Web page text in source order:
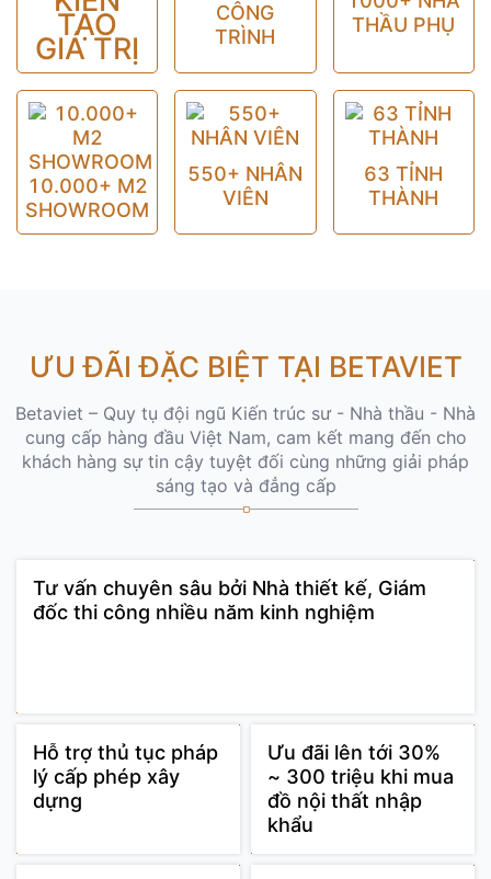
TẠO
GIÁ TRỊ
CÔNG
TRÌNH
THẦU PHỤ
10.000+ M2
SHOWROOM
550+ NHÂN
VIÊN
63 TỈNH
THÀNH
ƯU ĐÃI ĐẶC BIỆT TẠI BETAVIET
Betaviet – Quy tụ đội ngũ Kiến trúc sư - Nhà thầu - Nhà
cung cấp hàng đầu Việt Nam, cam kết mang đến cho
khách hàng sự tin cậy tuyệt đối cùng những giải pháp
sáng tạo và đẳng cấp
Hỗ trợ thủ tục pháp
lý cấp phép xây
dựng
Ưu đãi lên tới 30%
~ 300 triệu khi mua
đồ nội thất nhập
khẩu
Tư vấn chuyên sâu bởi Nhà thiết kế, Giám
đốc thi công nhiều năm kinh nghiệm